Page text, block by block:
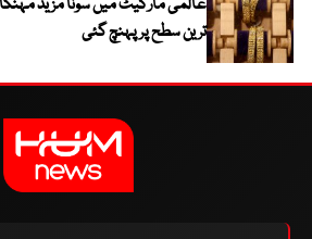
ترین سطح پر پہنچ گئی